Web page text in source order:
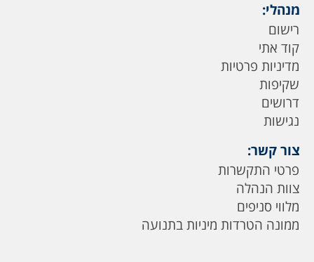
מנהלי:
רישום
קוד אתי
מדיניות פרטיות
שקיפות
דרושים
נגישות
צור קשר:
פרטי התקשרות
צוות הנהלה
מלווי סניפים
ממונה הטרדות מיניות בתנועה